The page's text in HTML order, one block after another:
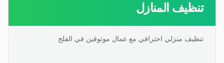
تنظيف المنازل
تنظيف منزلي احترافي مع عمال موثوقين في الفلج